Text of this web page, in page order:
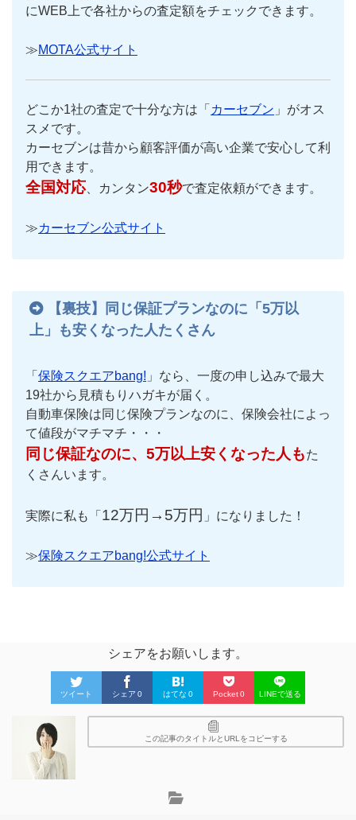
にWEB上で各社からの査定額をチェックできます。
≫MOTA公式サイト
どこか1社の査定で十分な方は「 カーセブン 」がオス
スメです。
カーセブンは昔から顧客評価が高い企業で安心して利
用できます。
全国対応、カンタン30秒で査定依頼ができます。
≫カーセブン公式サイト
【裏技】同じ保証プランなのに「5万以
上」も安くなった人たくさん
「 保険スクエアbang! 」なら、一度の申し込みで最大
19社から見積もりハガキが届く。
自動車保険は同じ保険プランなのに、保険会社によっ
て値段がマチマチ・・・
同じ保証なのに、5万以上安くなった人もた
くさんいます。
実際に私も「 12万円→5万円 」になりました！
≫保険スクエアbang!公式サイト
シェアをお願いします。
ツイート シェア 0 はてな 0 Pocket0 LINEで送る
この記事のタイトルとURLをコピーする